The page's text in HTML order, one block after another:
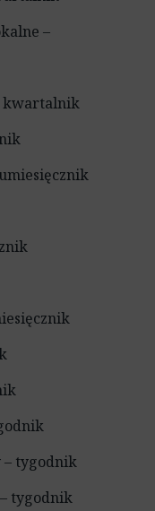
–
kwartalnik
– tygodnik
tygodnik